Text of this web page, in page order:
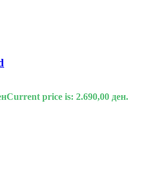
Current price is: 2.690,00 ден.